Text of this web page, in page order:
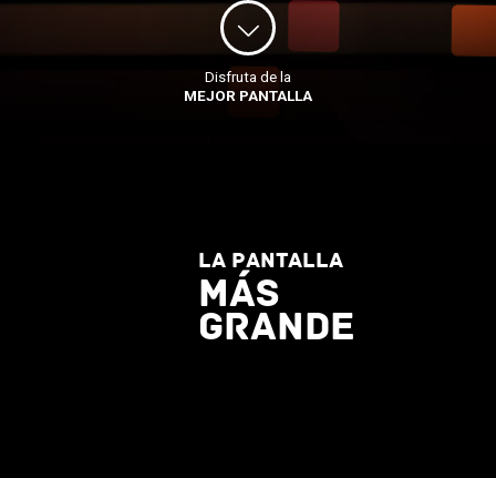
Disfruta de la
MEJOR PANTALLA
La pantalla
más
grande